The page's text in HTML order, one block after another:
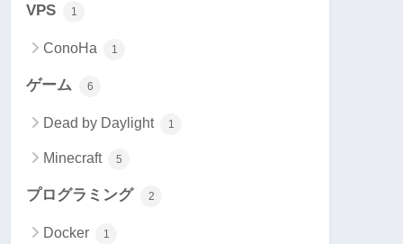
VPS 1
ConoHa 1
ゲーム 6
Dead by Daylight 1
Minecraft 5
プログラミング 2
Docker 1